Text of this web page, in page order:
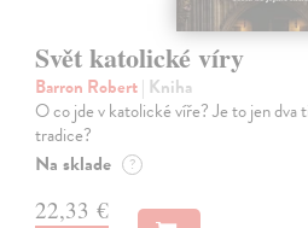
Svět katolické víry
Barron Robert| Kniha
O co jde v katolické víře? Je to jen dva
tradice?
Na sklade ?
22,33 €